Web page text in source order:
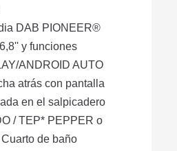
DAB PIONEER®
y funciones
ANDROID AUTO
atrás con pantalla
en el salpicadero
/ TEP* PEPPER o
de baño